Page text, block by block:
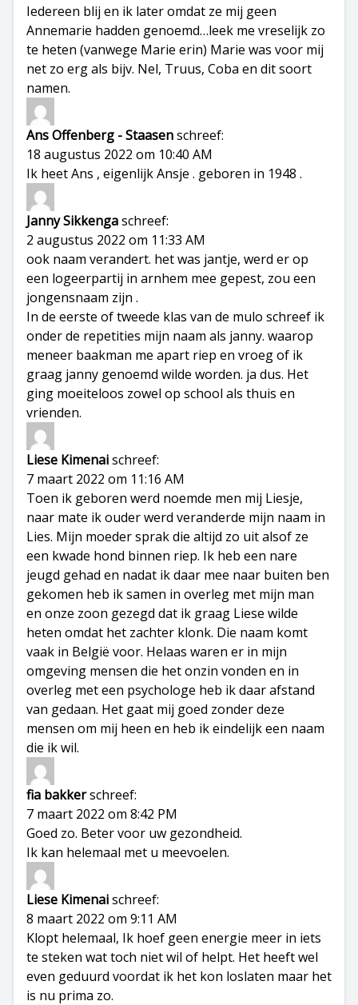
Iedereen blij en ik later omdat ze mij geen
Annemarie hadden genoemd…leek me vreselijk zo
te heten (vanwege Marie erin) Marie was voor mij
net zo erg als bijv. Nel, Truus, Coba en dit soort
namen.
Ans Offenberg - Staasenschreef:
18 augustus 2022 om 10:40 AM
Ik heet Ans , eigenlijk Ansje . geboren in 1948 .
Janny Sikkengaschreef:
2 augustus 2022 om 11:33 AM
ook naam verandert. het was jantje, werd er op
een logeerpartij in arnhem mee gepest, zou een
jongensnaam zijn .
In de eerste of tweede klas van de mulo schreef ik
onder de repetities mijn naam als janny. waarop
meneer baakman me apart riep en vroeg of ik
graag janny genoemd wilde worden. ja dus. Het
ging moeiteloos zowel op school als thuis en
vrienden.
Liese Kimenaischreef:
7 maart 2022 om 11:16 AM
Toen ik geboren werd noemde men mij Liesje,
naar mate ik ouder werd veranderde mijn naam in
Lies. Mijn moeder sprak die altijd zo uit alsof ze
een kwade hond binnen riep. Ik heb een nare
jeugd gehad en nadat ik daar mee naar buiten ben
gekomen heb ik samen in overleg met mijn man
en onze zoon gezegd dat ik graag Liese wilde
heten omdat het zachter klonk. Die naam komt
vaak in België voor. Helaas waren er in mijn
omgeving mensen die het onzin vonden en in
overleg met een psychologe heb ik daar afstand
van gedaan. Het gaat mij goed zonder deze
mensen om mij heen en heb ik eindelijk een naam
die ik wil.
fia bakkerschreef:
7 maart 2022 om 8:42 PM
Goed zo. Beter voor uw gezondheid.
Ik kan helemaal met u meevoelen.
Liese Kimenaischreef:
8 maart 2022 om 9:11 AM
Klopt helemaal, Ik hoef geen energie meer in iets
te steken wat toch niet wil of helpt. Het heeft wel
even geduurd voordat ik het kon loslaten maar het
is nu prima zo.